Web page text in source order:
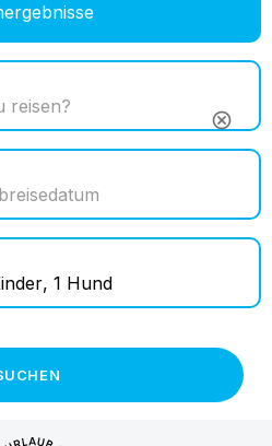
cancel
, 1 Hund